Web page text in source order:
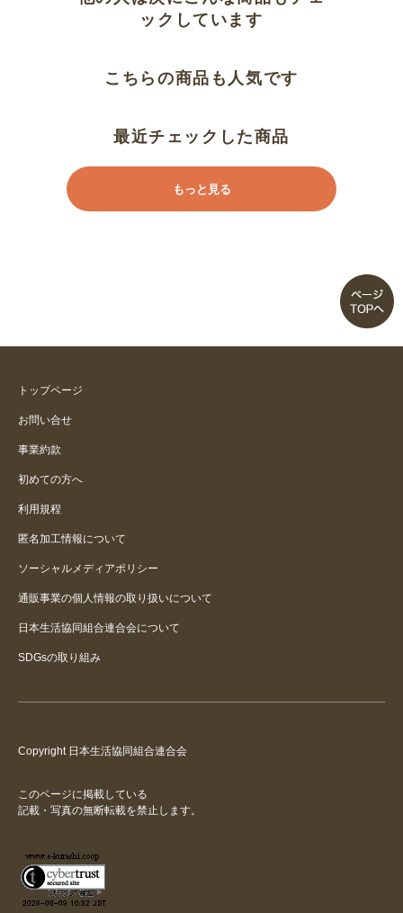
柔らかくて肌触り◎
ウエストの素材が気に入ってます
ウエスト部分もほぼ綿素材で１７
５サイズまであるのがいい
ックしています
こちらの商品も人気です
最近チェックした商品
もっと見る
トップページ
お問い合せ
事業約款
初めての方へ
利用規程
匿名加工情報について
ソーシャルメディアポリシー
通販事業の個人情報の取り扱いについて
日本生活協同組合連合会について
SDGsの取り組み
Copyright 日本生活協同組合連合会
このページに掲載している
記載・写真の無断転載を禁止します。